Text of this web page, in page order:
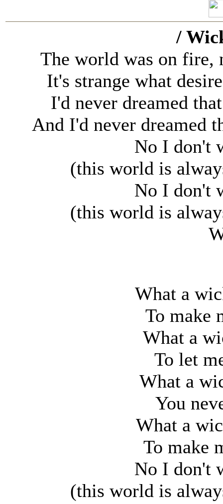
/
The world was on fire,
It's strange what
I'd never dreamed
And I'd never dreamed
No I don't
(this world is
No I don't
(this world is
What a
To make
What a
To let
What a
You
What a
To make
No I don't
(this world is